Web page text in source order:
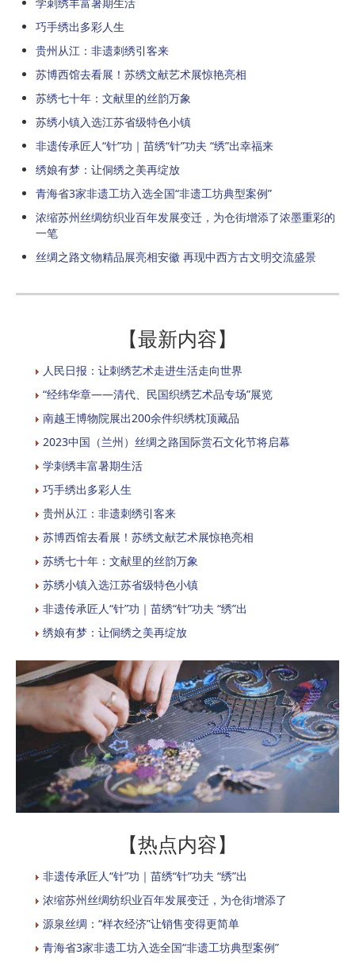
巧手绣出多彩人生
贵州从江：非遗刺绣引客来
苏博西馆去看展！苏绣文献艺术展惊艳亮相
苏绣七十年：文献里的丝韵万象
苏绣小镇入选江苏省级特色小镇
非遗传承匠人“针”功｜苗绣“针”功夫 “绣”出幸福来
绣娘有梦：让侗绣之美再绽放
青海省3家非遗工坊入选全国“非遗工坊典型案例”
浓缩苏州丝绸纺织业百年发展变迁，为仓街增添了浓墨重彩的
一笔
丝绸之路文物精品展亮相安徽 再现中西方古文明交流盛景
【最新内容】
人民日报：让刺绣艺术走进生活走向世界
“经纬华章——清代、民国织绣艺术品专场”展览
南越王博物院展出200余件织绣枕顶藏品
2023中国（兰州）丝绸之路国际赏石文化节将启幕
学刺绣丰富暑期生活
巧手绣出多彩人生
贵州从江：非遗刺绣引客来
苏博西馆去看展！苏绣文献艺术展惊艳亮相
苏绣七十年：文献里的丝韵万象
苏绣小镇入选江苏省级特色小镇
非遗传承匠人“针”功｜苗绣“针”功夫 “绣”出
绣娘有梦：让侗绣之美再绽放
【热点内容】
非遗传承匠人“针”功｜苗绣“针”功夫 “绣”出
浓缩苏州丝绸纺织业百年发展变迁，为仓街增添了
源泉丝绸：“样衣经济”让销售变得更简单
青海省3家非遗工坊入选全国“非遗工坊典型案例”